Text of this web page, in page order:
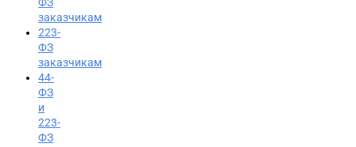
заказчикам
223-
ФЗ
заказчикам
44-
ФЗ
и
223-
ФЗ